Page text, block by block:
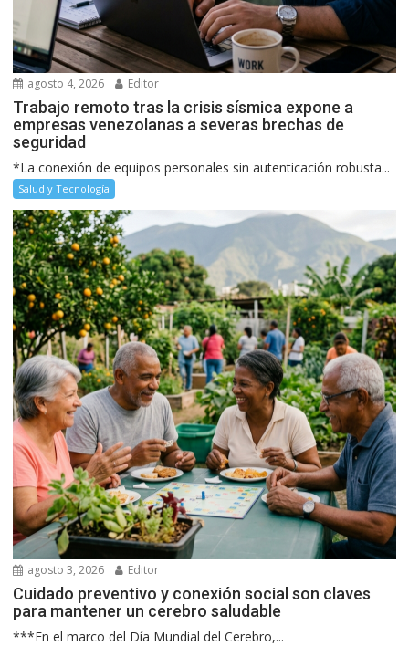
agosto 4, 2026 Editor
Trabajo remoto tras la crisis sísmica expone a
empresas venezolanas a severas brechas de
seguridad
*La conexión de equipos personales sin autenticación robusta...
Salud y Tecnología
agosto 3, 2026 Editor
Cuidado preventivo y conexión social son claves
para mantener un cerebro saludable
***En el marco del Día Mundial del Cerebro,...